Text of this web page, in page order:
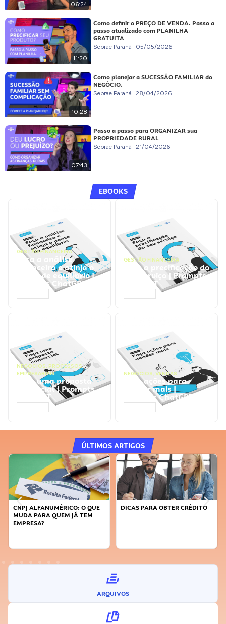
06:24
11:20
Como definir o PREÇO DE VENDA. Passo a
passo atualizado com PLANILHA
GRATUITA
Sebrae Paraná 05/05/2026
10:28
Como planejar a SUCESSÃO FAMILIAR do
NEGÓCIO.
Sebrae Paraná 28/04/2026
07:43
Passo a passo para ORGANIZAR sua
PROPRIEDADE RURAL
Sebrae Paraná 21/04/2026
EBOOKS
GESTÃO FINANCEIRA
Faça a análise
financeira e atinja o
ponto de equilíbrio |
Prompts ChatGPT
GESTÃO FINANCEIRA
Faça a precificação do
seu serviço | Prompts
ChatGPT
NEGÓCIOS, PROCESSOS
EMPRESARIAIS
Faça uma proposta
comercial | Prompts
ChatGPT
NEGÓCIOS, VENDAS
Faça ações para
vender mais |
Prompts ChatGPT
ÚLTIMOS ARTIGOS
O QUE
JÁ TEM
DICAS PARA OBTER CRÉDITO
FAÇA A
ARQUIVOS